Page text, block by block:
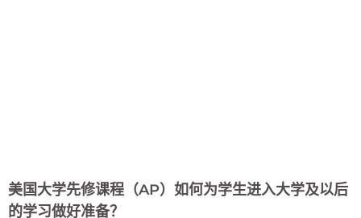
美国大学先修课程（AP）如何为学生进入大学及以后
的学习做好准备？